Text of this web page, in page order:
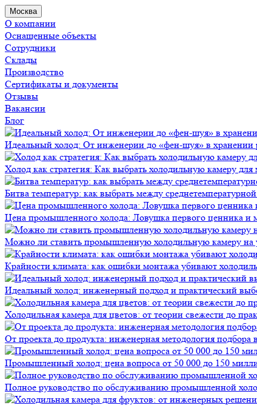
Москва
О компании
Оснащенные объекты
Сотрудники
Склады
Производство
Сертификаты и документы
Отзывы
Вакансии
Блог
Идеальный холод: От инженерии до «фен-шуя» в
Холод как стратегия: Как выбрать холодильную камеру
Битва температур: как выбрать между
Цена промышленного холода: Ловушка первого ценника и
Можно ли ставить промышленную холодильную камеру на
Крайности климата: как ошибки монтажа убивают
Идеальный холод: инженерный подход и практический
Холодильная камера для цветов: от теории свежести до
От проекта до продукта: инженерная методология подбора
Промышленный холод: цена вопроса от 50 000 до 150
Полное руководство по обслуживанию промышленной